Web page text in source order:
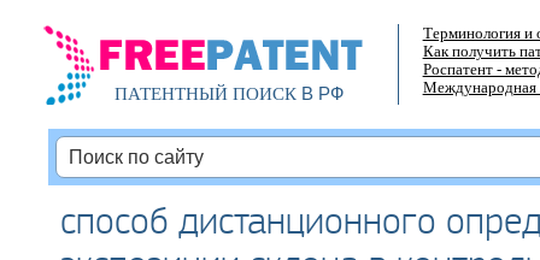
ПАТЕНТНЫЙ ПОИСКВ РФ
Терминология и
Как получить
Роспатент -
Международная
способ дистанционного